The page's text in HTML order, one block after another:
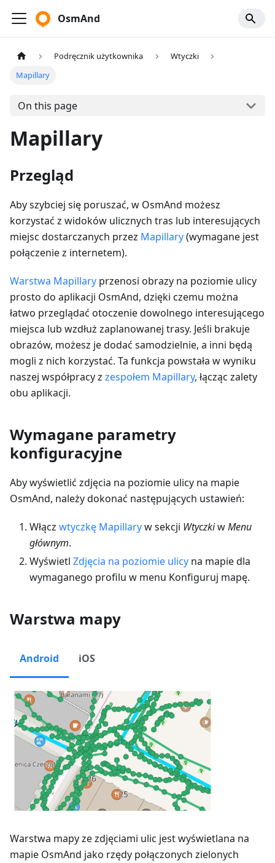
OsmAnd
Podręcznik użytkownika
Wtyczki
Mapillary
On this page
Mapillary
Przegląd
Aby szybciej się poruszać, w OsmAnd możesz
korzystać z widoków ulicznych tras lub interesujących
miejsc dostarczanych przez Mapillary(wymagane jest
połączenie z internetem).
Warstwa Mapillary przenosi obrazy na poziomie ulicy
prosto do aplikacji OsmAnd, dzięki czemu można
łatwo przeglądać otoczenie dowolnego interesującego
miejsca lub wzdłuż zaplanowanej trasy. Jeśli brakuje
obrazów, możesz je dodać samodzielnie, a inni będą
mogli z nich korzystać. Ta funkcja powstała w wyniku
naszej współpracy z zespołem Mapillary, łącząc zalety
obu aplikacji.
Wymagane parametry
konfiguracyjne
Aby wyświetlić zdjęcia na poziomie ulicy na mapie
OsmAnd, należy dokonać następujących ustawień:
Włącz wtyczkę Mapillaryw sekcji WtyczkiwMenu
głównym.
Wyświetl Zdjęcia na poziomie ulicy na mapie dla
wymaganego profilu w menu Konfiguruj mapę.
Warstwa mapy
Android iOS
Warstwa mapy ze zdjęciami ulic jest wyświetlana na
mapie OsmAnd jako rzędy połączonych zielonych